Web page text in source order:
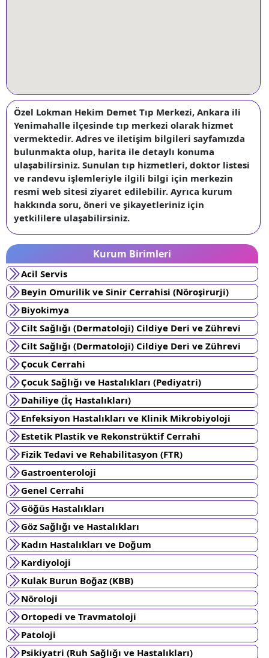
Kurum Birimleri
Acil Servis
Beyin Omurilik ve Sinir Cerrahisi (Nöroşirurji)
Biyokimya
Cilt Sağlığı (Dermatoloji) Cildiye Deri ve Zührevi
Cilt Sağlığı (Dermatoloji) Cildiye Deri ve Zührevi
Çocuk Cerrahi
Çocuk Sağlığı ve Hastalıkları (Pediyatri)
Dahiliye (İç Hastalıkları)
Enfeksiyon Hastalıkları ve Klinik Mikrobiyoloji
Estetik Plastik ve Rekonstrüktif Cerrahi
Fizik Tedavi ve Rehabilitasyon (FTR)
Gastroenteroloji
Genel Cerrahi
Göğüs Hastalıkları
Göz Sağlığı ve Hastalıkları
Kadın Hastalıkları ve Doğum
Kardiyoloji
Kulak Burun Boğaz (KBB)
Nöroloji
Ortopedi ve Travmatoloji
Patoloji
Psikiyatri (Ruh Sağlığı ve Hastalıkları)
Özel Lokman Hekim Demet Tıp Merkezi, Ankara ili
Yenimahalle ilçesinde tıp merkezi olarak hizmet
vermektedir. Adres ve iletişim bilgileri sayfamızda
bulunmakta olup, harita ile detaylı konuma
ulaşabilirsiniz. Sunulan tıp hizmetleri, doktor listesi
ve randevu işlemleriyle ilgili bilgi için merkezin
resmi web sitesi ziyaret edilebilir. Ayrıca kurum
hakkında soru, öneri ve şikayetleriniz için
yetkililere ulaşabilirsiniz.